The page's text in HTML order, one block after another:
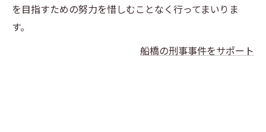
を目指すための努力を惜しむことなく行ってまいりま
す。
船橋の刑事事件をサポート